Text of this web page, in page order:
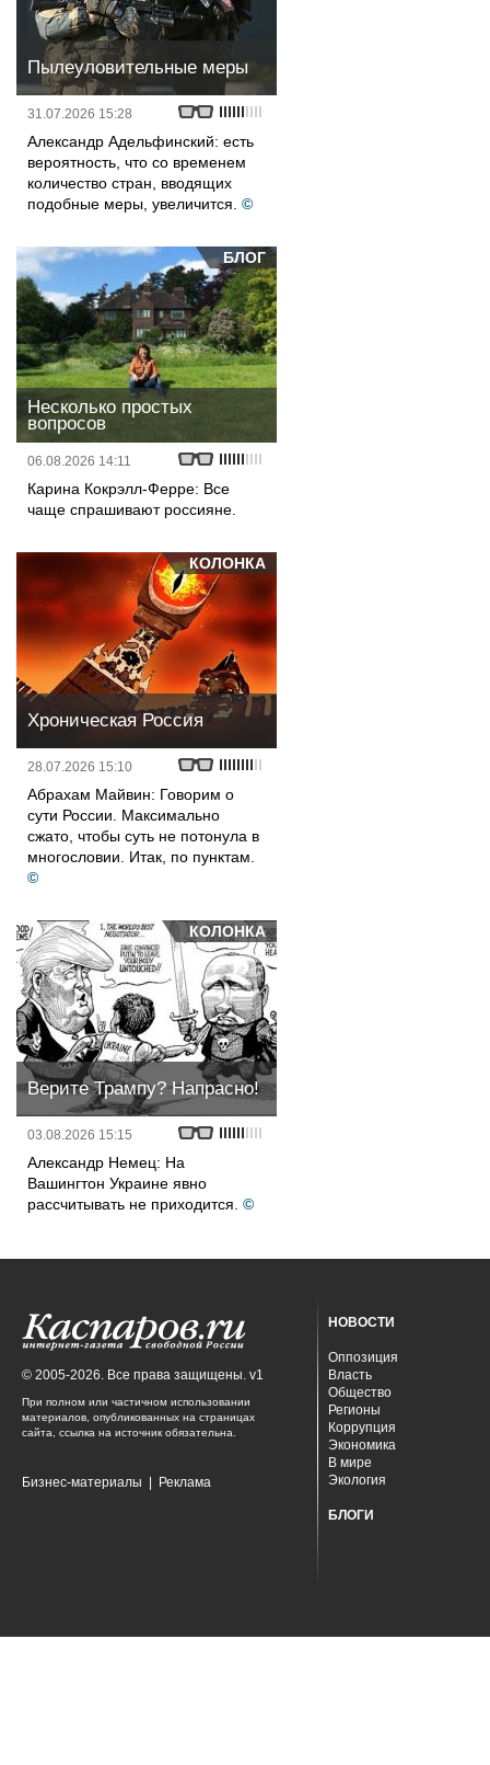
Пылеуловительные меры
31.07.2026 15:28
Александр Адельфинский: есть
вероятность, что со временем
количество стран, вводящих
подобные меры, увеличится. ©
БЛОГ
Несколько простых
вопросов
06.08.2026 14:11
Карина Кокрэлл-Ферре: Все
чаще спрашивают россияне.
КОЛОНКА
Хроническая Россия
28.07.2026 15:10
Абрахам Майвин: Говорим о
сути России. Максимально
сжато, чтобы суть не потонула в
многословии. Итак, по пунктам.
©
КОЛОНКА
Верите Трампу? Напрасно!
03.08.2026 15:15
Александр Немец: На
Вашингтон Украине явно
рассчитывать не приходится. ©
© 2005-2026. Все права защищены. v1
При полном или частичном использовании
материалов, опубликованных на страницах
сайта, ссылка на источник обязательна.
Бизнес-материалы Реклама
НОВОСТИ
Оппозиция
Власть
Общество
Регионы
Коррупция
Экономика
В мире
Экология
БЛОГИ